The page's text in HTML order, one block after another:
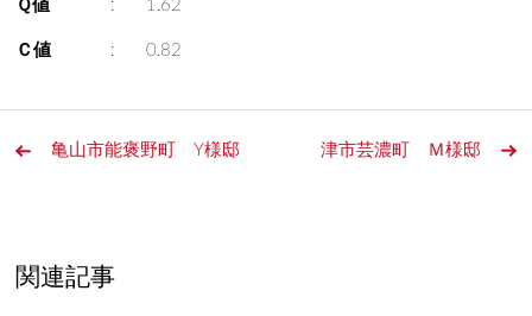
Ｑ値 : 1.62
Ｃ値 : 0.82
亀山市能褒野町 Y様邸 津市芸濃町 Ｍ様邸
関連記事